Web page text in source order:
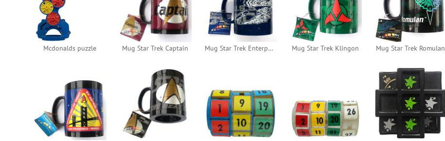
Mcdonalds puzzle Mug Star Trek Captain Mug Star Trek Enterprise Mug Star Trek Klingon Mug Star Trek Romulan